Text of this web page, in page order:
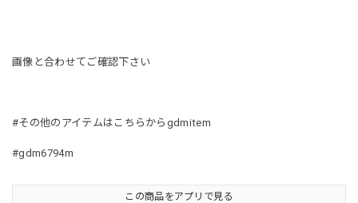
画像と合わせてご確認下さい
#その他のアイテムはこちらからgdmitem
#gdm6794m
この商品をアプリで見る